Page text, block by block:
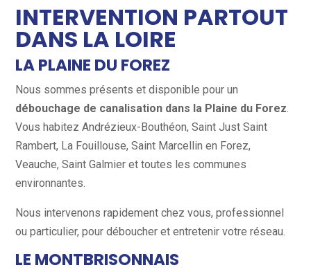
INTERVENTION PARTOUT
DANS LA LOIRE
LA PLAINE DU FOREZ
Nous sommes présents et disponible pour un
débouchage de canalisation dans la Plaine du Forez.
Vous habitez Andrézieux-Bouthéon, Saint Just Saint
Rambert, La Fouillouse, Saint Marcellin en Forez,
Veauche, Saint Galmier et toutes les communes
environnantes.
Nous intervenons rapidement chez vous, professionnel
ou particulier, pour déboucher et entretenir votre réseau.
LE MONTBRISONNAIS